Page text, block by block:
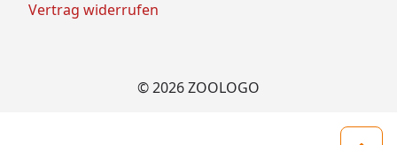
Vertrag widerrufen
© 2026 ZOOLOGO